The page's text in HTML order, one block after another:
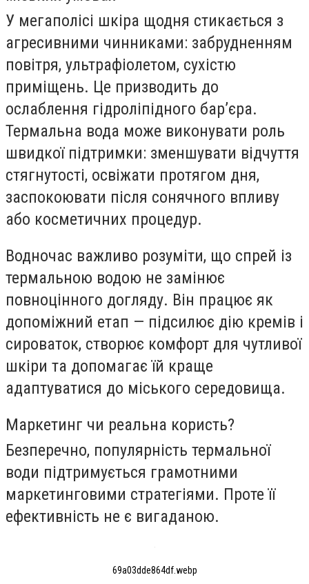
У мегаполісі шкіра щодня стикається з
агресивними чинниками: забрудненням
повітря, ультрафіолетом, сухістю
приміщень. Це призводить до
ослаблення гідроліпідного бар’єра.
Термальна вода може виконувати роль
швидкої підтримки: зменшувати відчуття
стягнутості, освіжати протягом дня,
заспокоювати після сонячного впливу
або косметичних процедур.
Водночас важливо розуміти, що спрей із
термальною водою не замінює
повноцінного догляду. Він працює як
допоміжний етап — підсилює дію кремів і
сироваток, створює комфорт для чутливої
шкіри та допомагає їй краще
адаптуватися до міського середовища.
Маркетинг чи реальна користь?
Безперечно, популярність термальної
води підтримується грамотними
маркетинговими стратегіями. Проте її
ефективність не є вигаданою.
69a03dde864df.webp